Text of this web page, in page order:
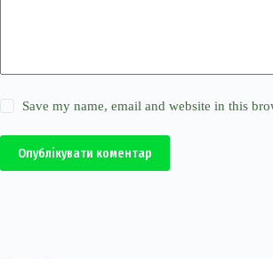
Save my name, email and website in this
Опублікувати коментар